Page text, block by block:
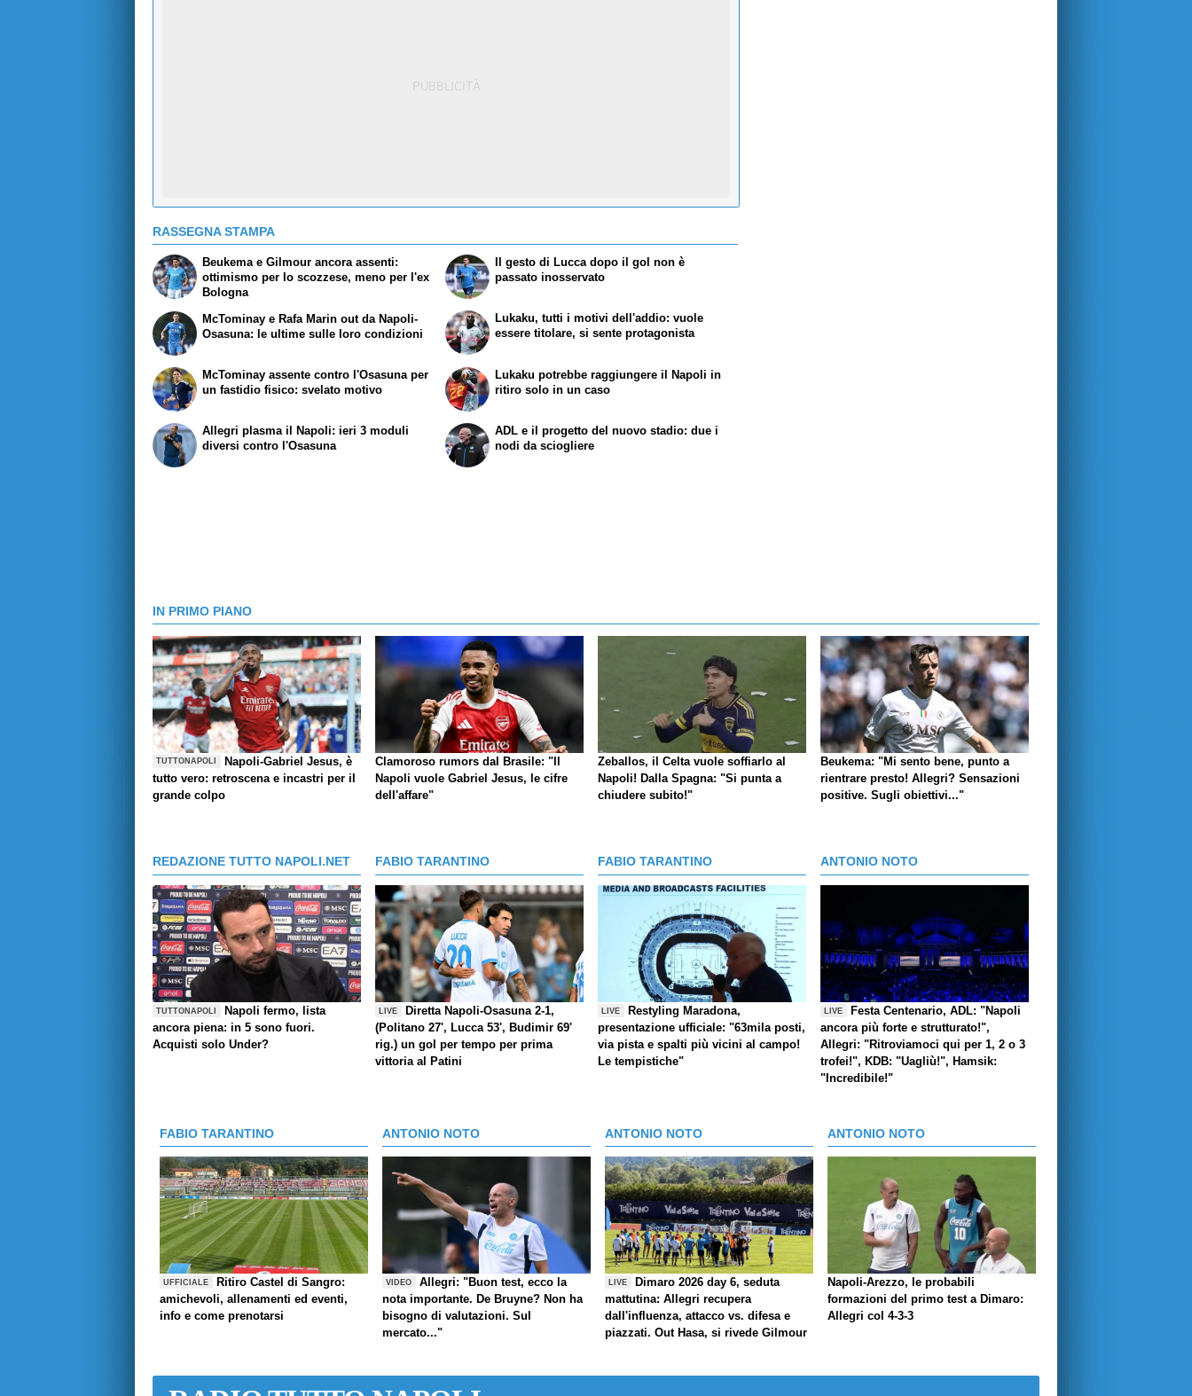
RASSEGNA STAMPA
Beukema e Gilmour ancora assenti:
ottimismo per lo scozzese, meno per l'ex
Bologna
McTominay e Rafa Marin out da Napoli-
Osasuna: le ultime sulle loro condizioni
Il gesto di Lucca dopo il gol non è
passato inosservato
Lukaku, tutti i motivi dell'addio: vuole
essere titolare, si sente protagonista
McTominay assente contro l'Osasuna per
un fastidio fisico: svelato motivo
Allegri plasma il Napoli: ieri 3 moduli
diversi contro l'Osasuna
Lukaku potrebbe raggiungere il Napoli in
ritiro solo in un caso
ADL e il progetto del nuovo stadio: due i
nodi da sciogliere
IN PRIMO PIANO
TUTTONAPOLI
Napoli-Gabriel Jesus, è
tutto vero: retroscena e incastri per il
grande colpo
Clamoroso rumors dal Brasile: "Il
Napoli vuole Gabriel Jesus, le cifre
dell'affare"
Zeballos, il Celta vuole soffiarlo al
Napoli! Dalla Spagna: "Si punta a
chiudere subito!"
Beukema: "Mi sento bene, punto a
rientrare presto! Allegri? Sensazioni
positive. Sugli obiettivi..."
REDAZIONE TUTTO NAPOLI.NET
TUTTONAPOLI
Napoli fermo, lista
ancora piena: in 5 sono fuori.
Acquisti solo Under?
FABIO TARANTINO
LIVE
Diretta Napoli-Osasuna 2-1,
(Politano 27', Lucca 53', Budimir 69'
rig.) un gol per tempo per prima
vittoria al Patini
FABIO TARANTINO
LIVE
Restyling Maradona,
presentazione ufficiale: "63mila posti,
via pista e spalti più vicini al campo!
Le tempistiche"
ANTONIO NOTO
LIVE
Festa Centenario, ADL: "Napoli
ancora più forte e strutturato!",
Allegri: "Ritroviamoci qui per 1, 2 o 3
trofei!", KDB: "Uagliù!", Hamsik:
"Incredibile!"
FABIO TARANTINO
UFFICIALE
Ritiro Castel di Sangro:
amichevoli, allenamenti ed eventi,
info e come prenotarsi
ANTONIO NOTO
VIDEO
Allegri: "Buon test, ecco la
nota importante. De Bruyne? Non ha
bisogno di valutazioni. Sul
mercato..."
ANTONIO NOTO
LIVE
Dimaro 2026 day 6, seduta
mattutina: Allegri recupera
dall'influenza, attacco vs. difesa e
piazzati. Out Hasa, si rivede Gilmour
ANTONIO NOTO
Napoli-Arezzo, le probabili
formazioni del primo test a Dimaro:
Allegri col 4-3-3